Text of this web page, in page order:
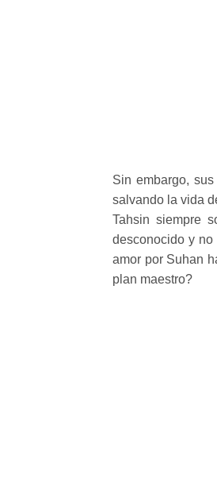
Sin embargo,
salvando la vida
Tahsin siempre
desconocido y
amor por Suhan
plan maestro?